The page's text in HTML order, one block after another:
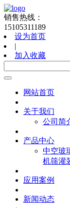
销售热线：
15105311189
设为首页
|
加入收藏
网站首页
关于我们
公司简
产品中心
中空玻
机筛灌
应用案例
新闻动态